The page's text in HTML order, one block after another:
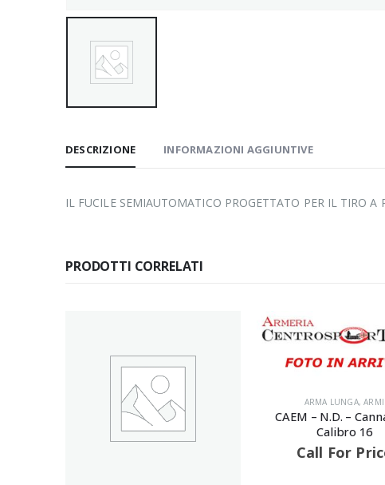
DESCRIZIONE INFORMAZIONI AGGIUNTIVE
IL FUCILE SEMIAUTOMATICO PROGETTATO PER IL TIRO A
PRODOTTI CORRELATI
CAEM – N.D. – Canna 70 –
Call For Price